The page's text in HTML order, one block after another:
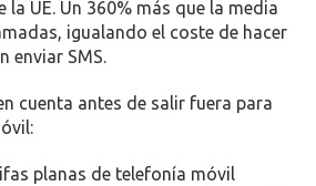
UE. Un 360% más que la media
igualando el coste de hacer
enviar SMS.
cuenta antes de salir fuera para
planas de telefonía móvil